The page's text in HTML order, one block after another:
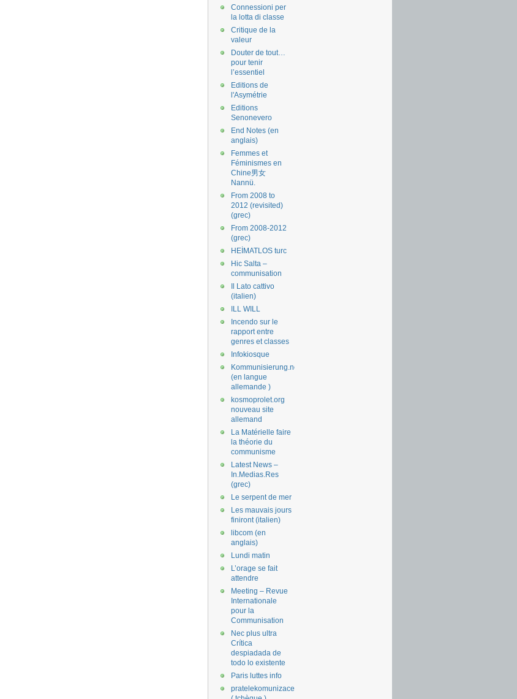
Connessioni per
la lotta di classe
Critique de la
valeur
Douter de tout…
pour tenir
l’essentiel
Editions de
l'Asymétrie
Editions
Senonevero
End Notes (en
anglais)
Femmes et
Féminismes en
Chine男女
Nannü.
From 2008 to
2012 (revisited)
(grec)
From 2008-2012
(grec)
HEİMATLOS turc
Hic Salta –
communisation
Il Lato cattivo
(italien)
ILL WILL
Incendo sur le
rapport entre
genres et classes
Infokiosque
Kommunisierung.net
(en langue
allemande )
kosmoprolet.org
nouveau site
allemand
La Matérielle faire
la théorie du
communisme
Latest News –
In.Medias.Res
(grec)
Le serpent de mer
Les mauvais jours
finiront (italien)
libcom (en
anglais)
Lundi matin
L’orage se fait
attendre
Meeting – Revue
Internationale
pour la
Communisation
Nec plus ultra
Crítica
despiadada de
todo lo existente
Paris luttes info
pratelekomunizace